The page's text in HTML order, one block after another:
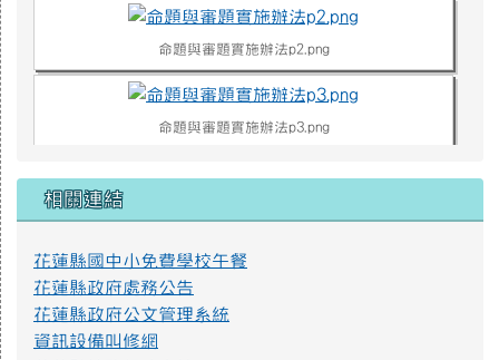
命題與審題實施辦法p2.png
命題與審題實施辦法p3.png
不迷小紅書，青春不迷途
近年小紅書APP為國人下載使用，產生資訊安全疑慮、詐騙
案例」列有423件因使用小紅書遭詐騙之案例，態樣包含：網路
相關連結
花蓮縣國中小免費學校午餐
花蓮縣政府處務公告
花蓮縣政府公文管理系統
資訊設備叫修網